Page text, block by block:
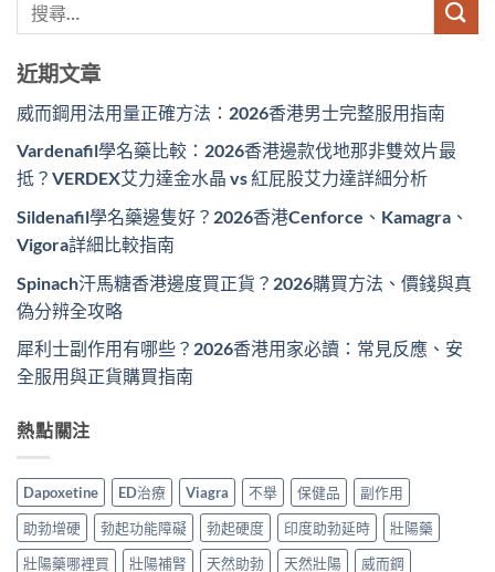
近期文章
威而鋼用法用量正確方法：2026香港男士完整服用指南
Vardenafil學名藥比較：2026香港邊款伐地那非雙效片最
抵？VERDEX艾力達金水晶 vs 紅屁股艾力達詳細分析
Sildenafil學名藥邊隻好？2026香港Cenforce、Kamagra、
Vigora詳細比較指南
Spinach汗馬糖香港邊度買正貨？2026購買方法、價錢與真
偽分辨全攻略
犀利士副作用有哪些？2026香港用家必讀：常見反應、安
全服用與正貨購買指南
熱點關注
Dapoxetine ED治療 Viagra 不舉 保健品
副作用
助勃增硬
勃起功能障礙 勃起硬度 印度助勃延時
壯陽藥
壯陽藥哪裡買
壯陽補腎 天然助勃 天然壯陽 威而鋼